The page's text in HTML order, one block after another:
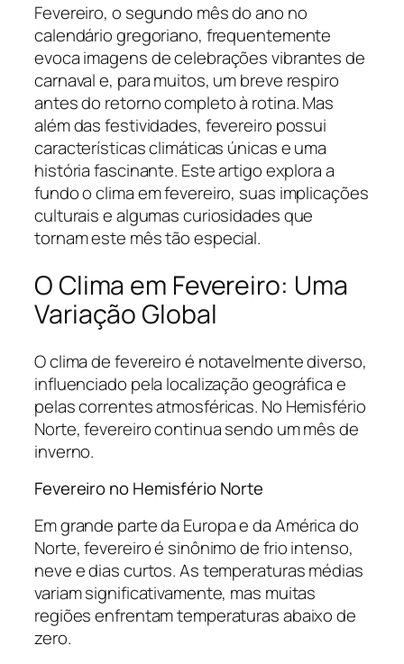
Fevereiro, o segundo mês do ano no
calendário gregoriano, frequentemente
evoca imagens de celebrações vibrantes de
carnaval e, para muitos, um breve respiro
antes do retorno completo à rotina. Mas
além das festividades, fevereiro possui
características climáticas únicas e uma
história fascinante. Este artigo explora a
fundo o clima em fevereiro, suas implicações
culturais e algumas curiosidades que
tornam este mês tão especial.
O Clima em Fevereiro: Uma
Variação Global
O clima de fevereiro é notavelmente diverso,
influenciado pela localização geográfica e
pelas correntes atmosféricas. No Hemisfério
Norte, fevereiro continua sendo um mês de
inverno.
Fevereiro no Hemisfério Norte
Em grande parte da Europa e da América do
Norte, fevereiro é sinônimo de frio intenso,
neve e dias curtos. As temperaturas médias
variam significativamente, mas muitas
regiões enfrentam temperaturas abaixo de
zero.